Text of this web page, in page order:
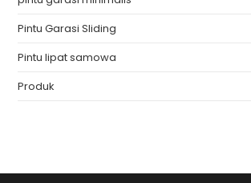
Pintu Garasi Sliding
Pintu lipat samowa
Produk